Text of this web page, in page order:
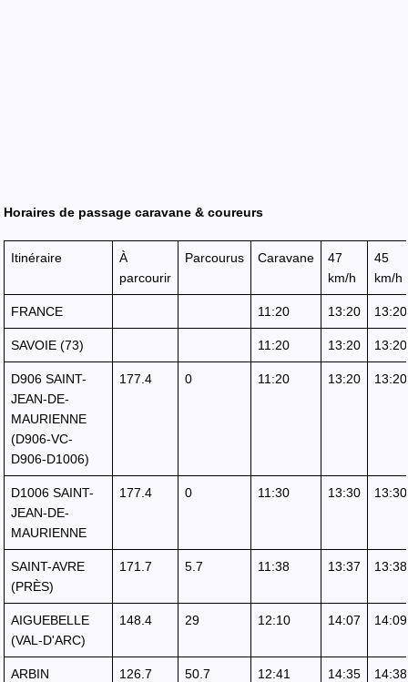
Horaires de passage caravane & coureurs
Itinéraire
À
parcourir
Parcourus Caravane
47
km/h
45
km/h
FRANCE 11:20 13:20 13:20
SAVOIE (73) 11:20 13:20 13:20
D906 SAINT-
JEAN-DE-
MAURIENNE
(D906-VC-
D906-D1006)
177.4 0 11:20 13:20 13:20
D1006 SAINT-
JEAN-DE-
MAURIENNE
177.4 0 11:30 13:30 13:30
SAINT-AVRE
(PRÈS)
171.7 5.7 11:38 13:37 13:38
AIGUEBELLE
(VAL-D'ARC)
148.4 29 12:10 14:07 14:09
ARBIN 126.7 50.7 12:41 14:35 14:38